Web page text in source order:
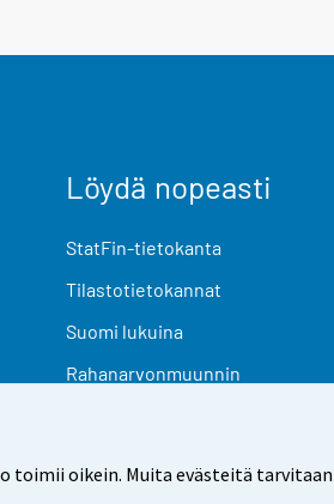
oikein. Muita evästeitä
Löydä nopeasti
StatFin-tietokanta
Tilastotietokannat
Suomi lukuina
Rahanarvonmuunnin